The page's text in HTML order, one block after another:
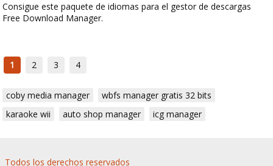
Consigue este paquete de idiomas para el gestor de descargas
Free Download Manager.
1 2 3 4
coby media manager
wbfs manager gratis 32 bits
karaoke wii
auto shop manager icg manager
Todos los derechos reservados